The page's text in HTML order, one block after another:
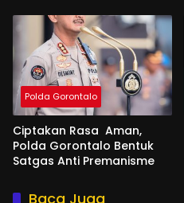
Polda Gorontalo
Ciptakan Rasa Aman,
Polda Gorontalo Bentuk
Satgas Anti Premanisme
Baca Juga